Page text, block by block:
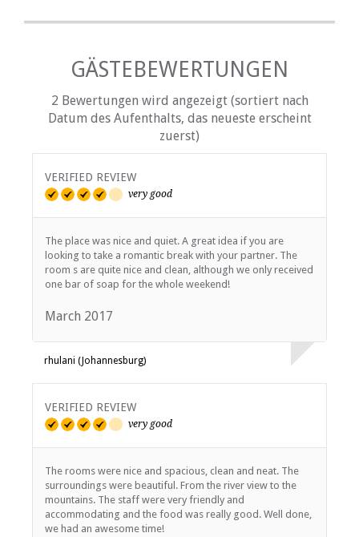
Flughafentransfers
Tourenhilfe
GÄSTEBEWERTUNGEN
2 Bewertungen wird angezeigt (sortiert nach
Datum des Aufenthalts, das neueste erscheint
zuerst)
VERIFIED REVIEW
very good
The place was nice and quiet. A great idea if you are
looking to take a romantic break with your partner. The
room s are quite nice and clean, although we only received
one bar of soap for the whole weekend!
March 2017
rhulani (Johannesburg)
VERIFIED REVIEW
very good
The rooms were nice and spacious, clean and neat. The
surroundings were beautiful. From the river view to the
mountains. The staff were very friendly and
accommodating and the food was really good. Well done,
we had an awesome time!